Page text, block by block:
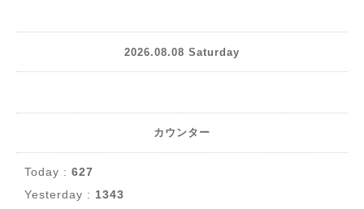
2026.08.08 Saturday
カウンター
Today : 627
Yesterday : 1343